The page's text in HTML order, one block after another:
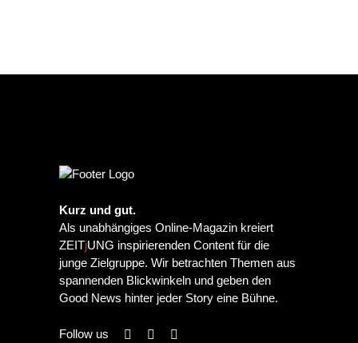
Kurz und gut.
Als unabhängiges Online-Magazin kreiert
ZEITjUNG inspirierenden Content für die
junge Zielgruppe. Wir betrachten Themen aus
spannenden Blickwinkeln und geben den
Good News hinter jeder Story eine Bühne.
Follow us